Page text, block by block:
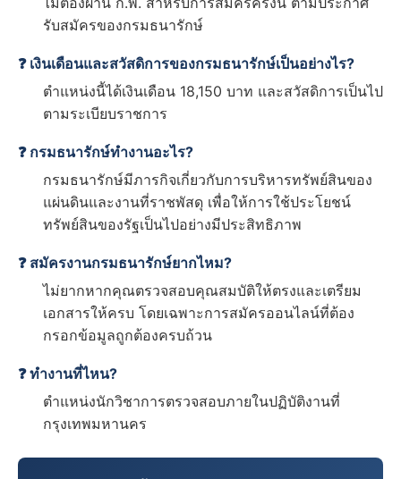
รับสมัครของกรมธนารักษ์
❓ เงินเดือนและสวัสดิการของกรมธนารักษ์เป็นอย่างไร?
ตำแหน่งนี้ได้เงินเดือน 18,150 บาท และสวัสดิการเป็นไป
ตามระเบียบราชการ
❓ กรมธนารักษ์ทำงานอะไร?
กรมธนารักษ์มีภารกิจเกี่ยวกับการบริหารทรัพย์สินของ
แผ่นดินและงานที่ราชพัสดุ เพื่อให้การใช้ประโยชน์
ทรัพย์สินของรัฐเป็นไปอย่างมีประสิทธิภาพ
❓ สมัครงานกรมธนารักษ์ยากไหม?
ไม่ยากหากคุณตรวจสอบคุณสมบัติให้ตรงและเตรียม
เอกสารให้ครบ โดยเฉพาะการสมัครออนไลน์ที่ต้อง
กรอกข้อมูลถูกต้องครบถ้วน
❓ ทำงานที่ไหน?
ตำแหน่งนักวิชาการตรวจสอบภายในปฏิบัติงานที่
กรุงเทพมหานคร